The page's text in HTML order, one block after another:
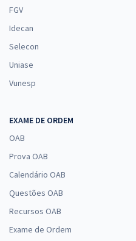
FGV
Idecan
Selecon
Uniase
Vunesp
EXAME DE ORDEM
OAB
Prova OAB
Calendário OAB
Questões OAB
Recursos OAB
Exame de Ordem